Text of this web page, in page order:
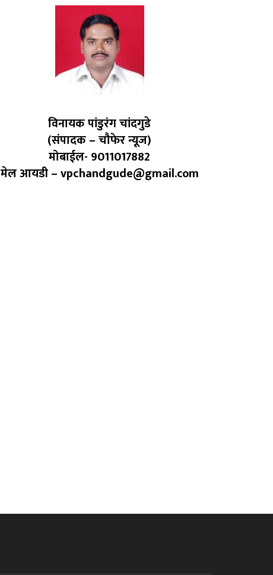
विनायक पांडुरंग चांदगुडे
(संपादक – चौफेर न्यूज)
मोबाईल- 9011017882
मेल आयडी – vpchandgude@gmail.com